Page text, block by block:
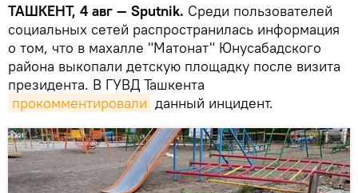
ТАШКЕНТ, 4 авг — Sputnik. Среди пользователей
социальных сетей распространилась информация
о том, что в махалле "Матонат" Юнусабадского
района выкопали детскую площадку после визита
президента. В ГУВД Ташкента
прокомментировали данный инцидент.